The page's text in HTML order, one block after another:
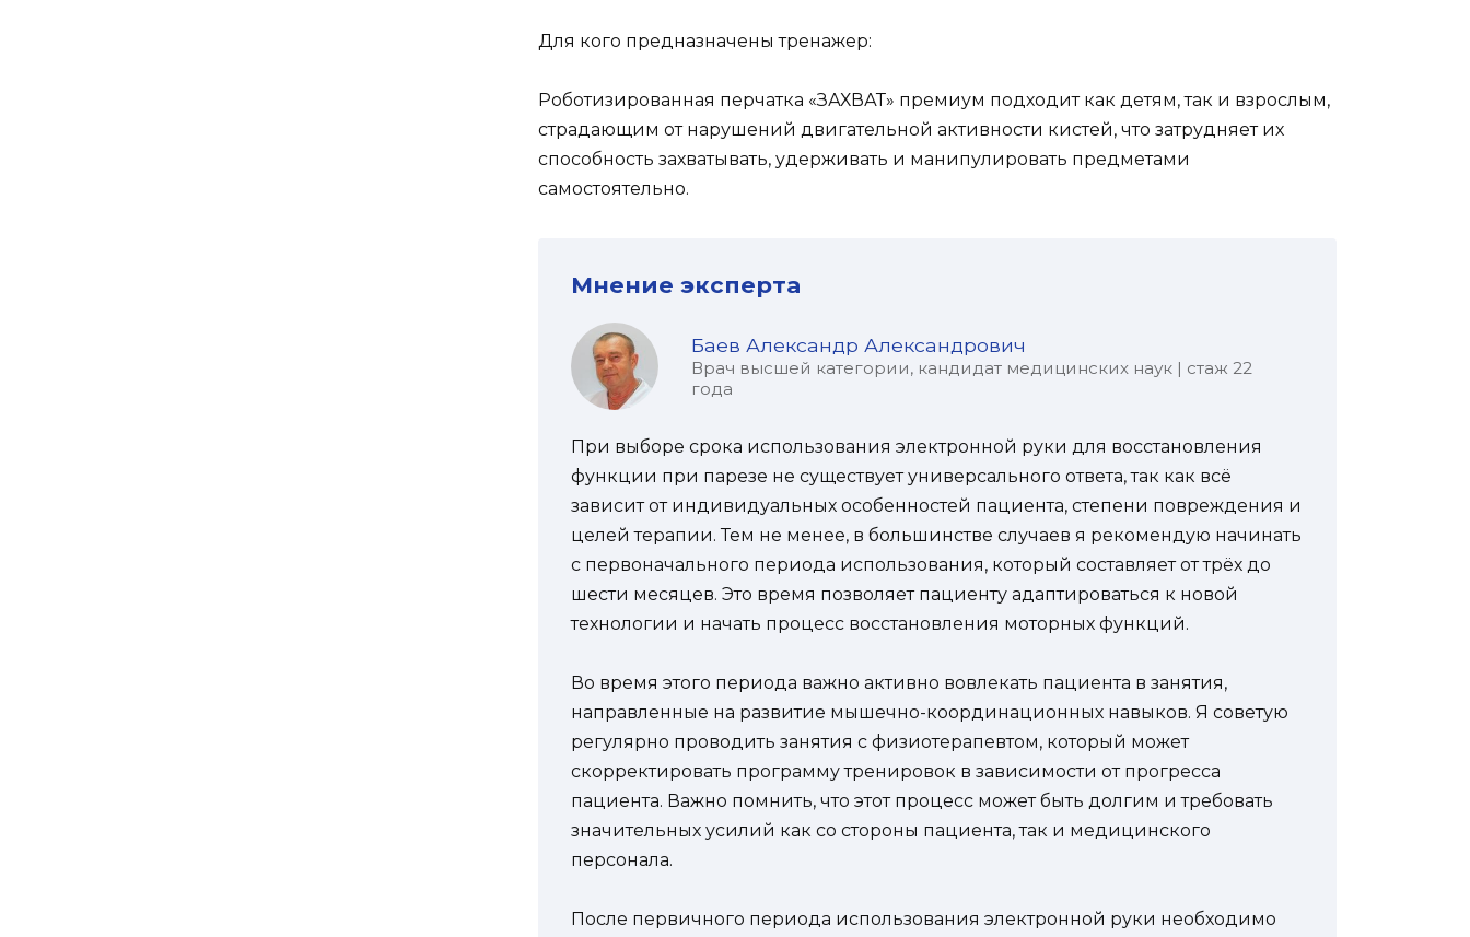
Для кого предназначены тренажер:
Роботизированная перчатка «ЗАХВАТ» премиум подходит как детям, так и взрослым,
страдающим от нарушений двигательной активности кистей, что затрудняет их
способность захватывать, удерживать и манипулировать предметами
самостоятельно.
Мнение эксперта
Баев Александр Александрович
Врач высшей категории, кандидат медицинских наук | стаж 22
года
При выборе срока использования электронной руки для восстановления
функции при парезе не существует универсального ответа, так как всё
зависит от индивидуальных особенностей пациента, степени повреждения и
целей терапии. Тем не менее, в большинстве случаев я рекомендую начинать
с первоначального периода использования, который составляет от трёх до
шести месяцев. Это время позволяет пациенту адаптироваться к новой
технологии и начать процесс восстановления моторных функций.
Во время этого периода важно активно вовлекать пациента в занятия,
направленные на развитие мышечно-координационных навыков. Я советую
регулярно проводить занятия с физиотерапевтом, который может
скорректировать программу тренировок в зависимости от прогресса
пациента. Важно помнить, что этот процесс может быть долгим и требовать
значительных усилий как со стороны пациента, так и медицинского
персонала.
После первичного периода использования электронной руки необходимо